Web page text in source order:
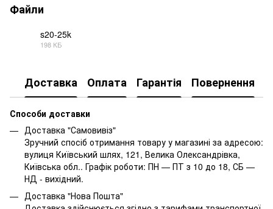
Файли
s20-25k
198 КБ
Доставка Оплата Гарантія Повернення
Способи доставки
Доставка "Самовивіз"
Зручний спосіб отримання товару у магазині за адресою:
вулиця Київський шлях, 121, Велика Олександрівка,
Київська обл.. Графік роботи: ПН — ПТ з 10 до 18, СБ —
НД - вихідний.
Доставка "Нова Пошта"